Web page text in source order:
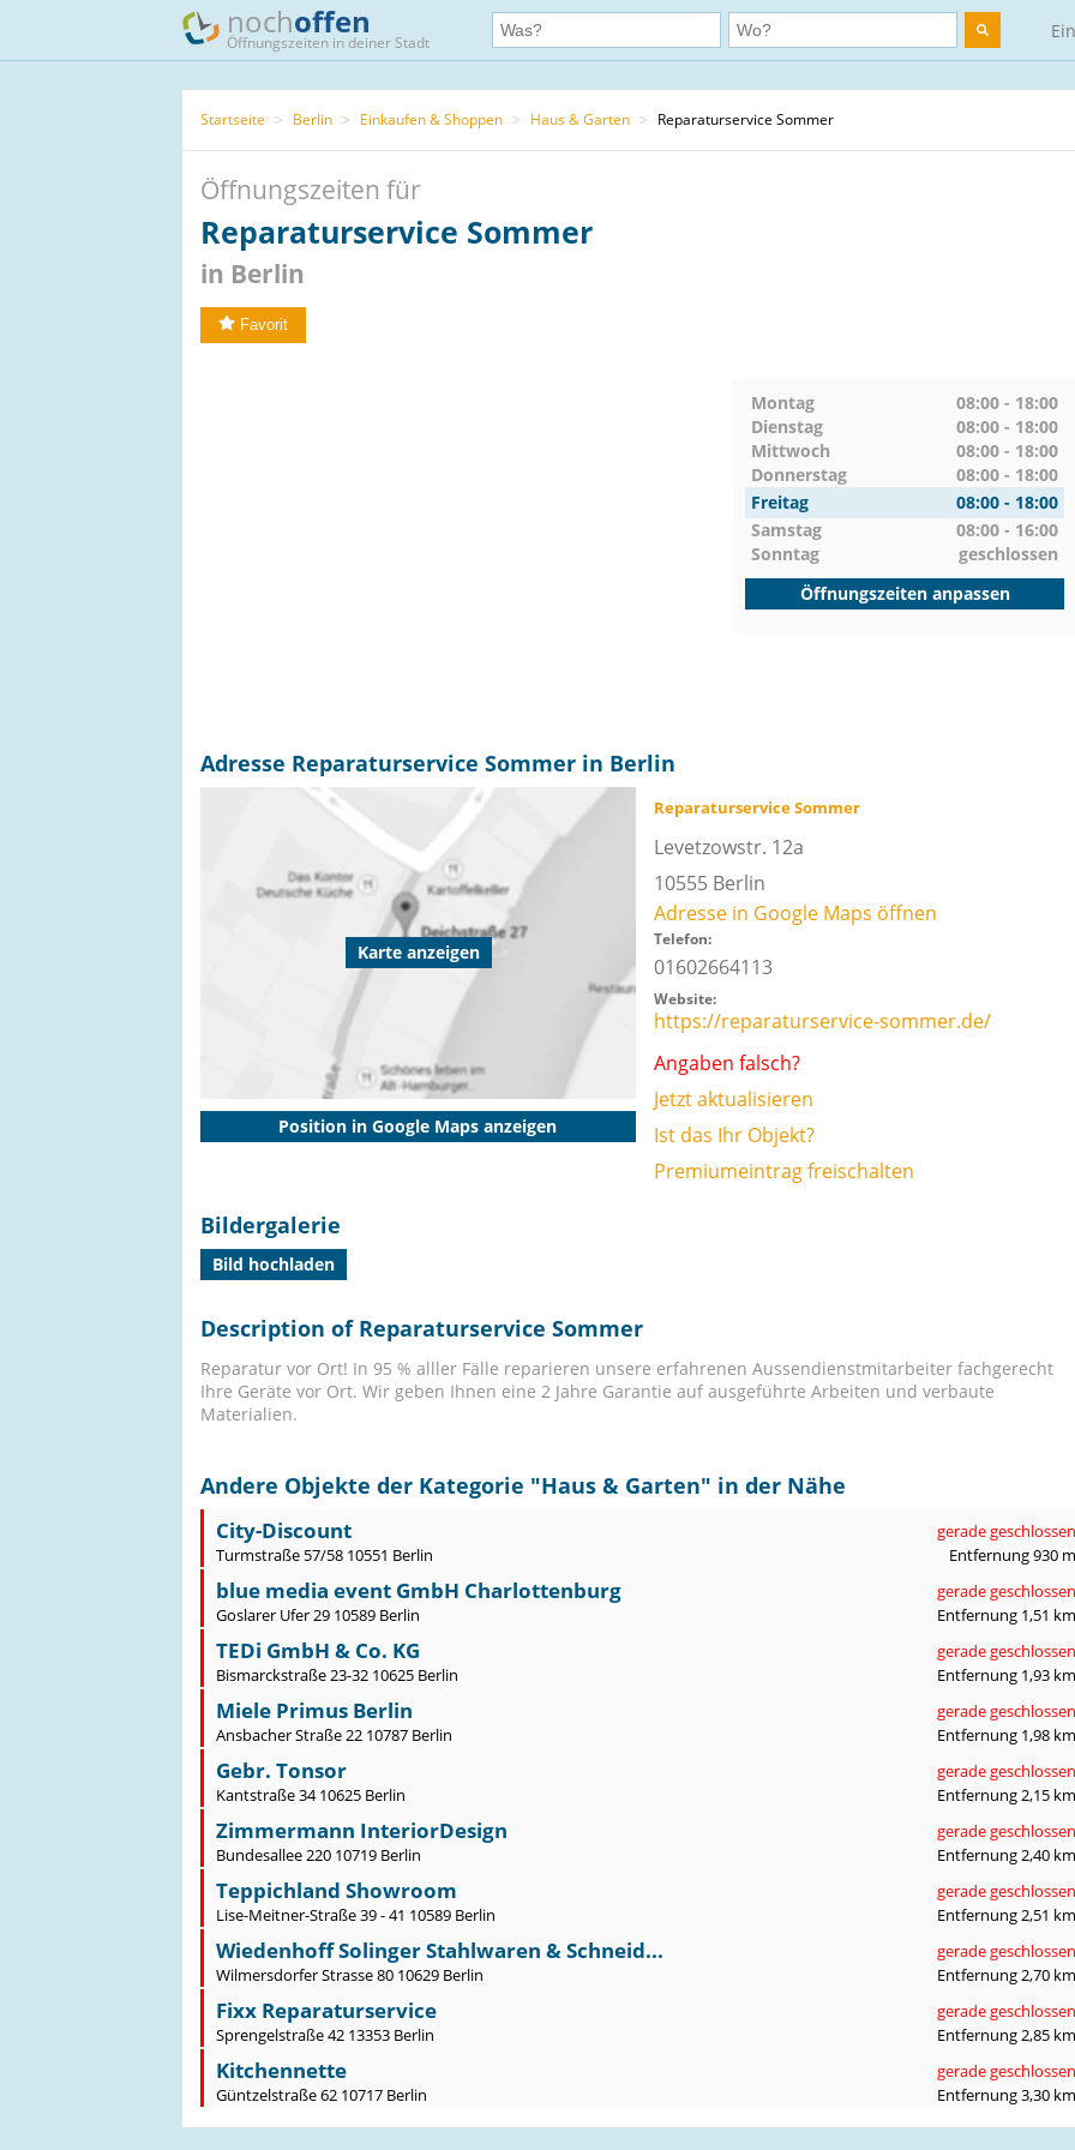
nochoffen
Öffnungszeiten in deiner Stadt
Startseite > Berlin > Einkaufen & Shoppen > Haus & Garten > Reparaturservice Sommer
Öffnungszeiten für
Reparaturservice Sommer
in Berlin
Favorit
Montag
08:00 - 18:00
Dienstag
08:00 - 18:00
Mittwoch
08:00 - 18:00
Donnerstag
08:00 - 18:00
Freitag
08:00 - 18:00
Samstag
08:00 - 16:00
Sonntag
geschlossen
Öffnungszeiten anpassen
Adresse Reparaturservice Sommer in Berlin
Karte anzeigen
Position in Google Maps anzeigen
Reparaturservice Sommer
Levetzowstr. 12a
10555 Berlin
Adresse in Google Maps öffnen
Telefon:
01602664113
Website:
https://reparaturservice-sommer.de/
Angaben falsch?
Jetzt aktualisieren
Ist das Ihr Objekt?
Premiumeintrag freischalten
Bildergalerie
Bild hochladen
Description of Reparaturservice Sommer
Reparatur vor Ort! In 95 % alller Fälle reparieren unsere erfahrenen Aussendienstmitarbeiter fachgerecht
Ihre Geräte vor Ort. Wir geben Ihnen eine 2 Jahre Garantie auf ausgeführte Arbeiten und verbaute
Materialien.
Andere Objekte der Kategorie "Haus & Garten" in der Nähe
City-Discount
gerade geschlossen
Turmstraße 57/58 10551 Berlin
Entfernung 930 m
blue media event GmbH Charlottenburg
gerade geschlossen
Goslarer Ufer 29 10589 Berlin
Entfernung 1,51 km
TEDi GmbH & Co. KG
gerade geschlossen
Bismarckstraße 23-32 10625 Berlin
Entfernung 1,93 km
Miele Primus Berlin
gerade geschlossen
Ansbacher Straße 22 10787 Berlin
Entfernung 1,98 km
Gebr. Tonsor
gerade geschlossen
Kantstraße 34 10625 Berlin
Entfernung 2,15 km
Zimmermann InteriorDesign
gerade geschlossen
Bundesallee 220 10719 Berlin
Entfernung 2,40 km
Teppichland Showroom
gerade geschlossen
Lise-Meitner-Straße 39 - 41 10589 Berlin
Entfernung 2,51 km
Wiedenhoff Solinger Stahlwaren & Schneid...
gerade geschlossen
Wilmersdorfer Strasse 80 10629 Berlin
Entfernung 2,70 km
Fixx Reparaturservice
gerade geschlossen
Sprengelstraße 42 13353 Berlin
Entfernung 2,85 km
Kitchennette
gerade geschlossen
Güntzelstraße 62 10717 Berlin
Entfernung 3,30 km